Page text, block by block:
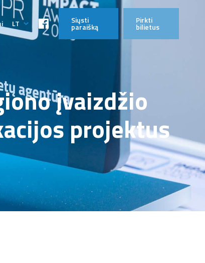
LT Siųsti
paraišką
Pirkti
bilietus
įvaizdžio
projektus